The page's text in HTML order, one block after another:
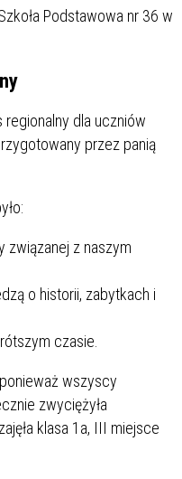
Podstawowa nr 36 w
regionalny dla uczniów
przez panią
związanej z naszym
o historii, zabytkach i
czasie.
wszyscy
zwyciężyła
klasa 1a, III miejsce